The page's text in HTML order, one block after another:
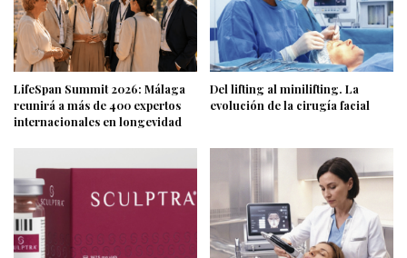
LifeSpan Summit 2026: Málaga
reunirá a más de 400 expertos
internacionales en longevidad
Del lifting al minilifting. La
evolución de la cirugía facial